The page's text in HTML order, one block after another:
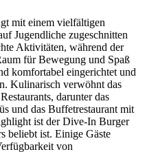
mit einem vielfältigen
Jugendliche zugeschnitten
Aktivitäten, während der
für Bewegung und Spaß
komfortabel eingerichtet und
Kulinarisch verwöhnt das
darunter das
und das Buffetrestaurant mit
ist der Dive-In Burger
beliebt ist. Einige Gäste
von